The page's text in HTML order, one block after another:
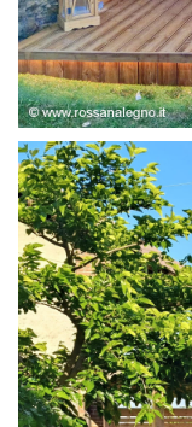
STRUTTURA
LARICE,